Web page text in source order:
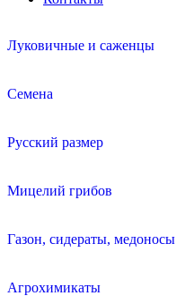
Луковичные и саженцы
Семена
Русский размер
Мицелий грибов
Газон, сидераты, медоносы
Агрохимикаты